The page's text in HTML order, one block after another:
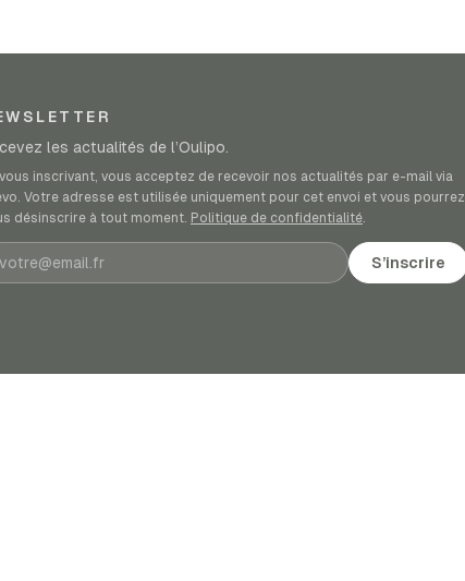
les actualités de l’Oulipo.
vous inscrivant, vous acceptez de recevoir nos actualités par e-mail via
Votre adresse est utilisée uniquement pour cet envoi et vous pourrez
désinscrire à tout moment. Politique de confidentialité.
e-mail S’inscrire